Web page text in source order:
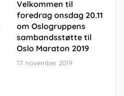
Velkommen til
foredrag onsdag 20.11
om Oslogruppens
sambandsstøtte til
Oslo Maraton 2019
17. november 2019